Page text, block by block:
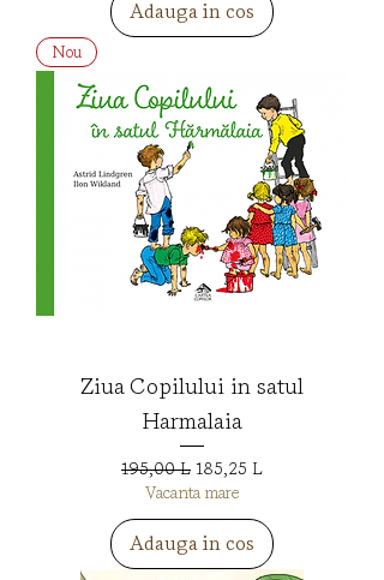
Adauga in cos
Nou
Ziua Copilului in satul
Harmalaia
Preț normal
195,00 L Preț redus
185,25 L
Vacanta mare
Adauga in cos